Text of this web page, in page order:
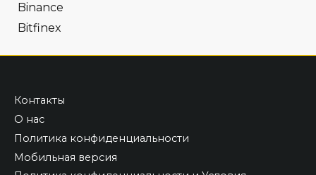
Binance
Bitfinex
Контакты
О нас
Политика конфиденциальности
Мобильная версия